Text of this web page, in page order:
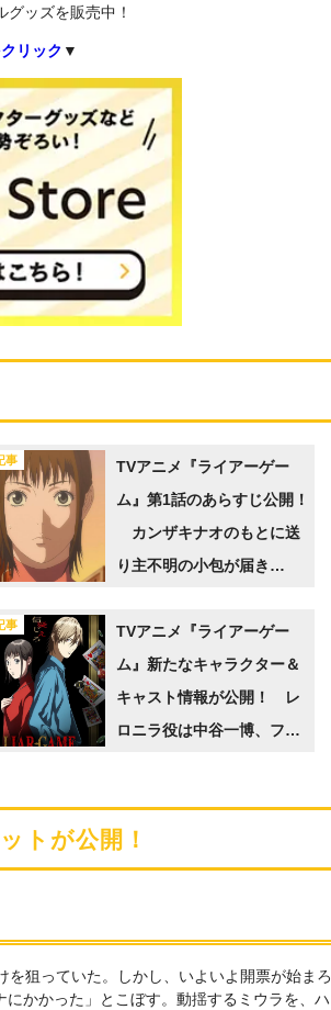
ッズを販売中！
リック ▼
事
TVアニメ『ライアーゲー
ム』第1話のあらすじ公開！
カンザキナオのもとに送
り主不明の小包が届き…
事
TVアニメ『ライアーゲー
ム』新たなキャラクター＆
キャスト情報が公開！ レ
ロニラ役は中谷一博、フジ
定
トが公開！
狙っていた。しかし、いよいよ開票が始まろ
かかった」とこぼす。動揺するミウラを、ハ